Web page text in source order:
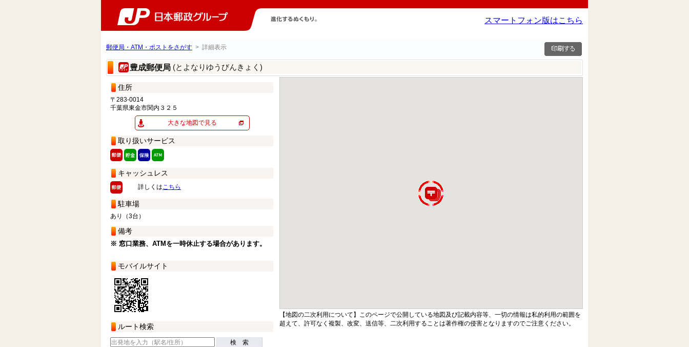
スマートフォン版はこちら
郵便局・ATM・ポストをさがす > 詳細表示
豊成郵便局 (とよなりゆうびんきょく)
住所
〒283-0014
千葉県東金市関内３２５
大きな地図で見る
取り扱いサービス
キャッシュレス
詳しくはこちら
駐車場
あり（3台）
備考
※ 窓口業務、ATMを一時休止する場合があります。
モバイルサイト
ルート検索
検 索
【地図の二次利用について】このページで公開している地図及び記載内容等、一切の情報は私的利用の範囲を
超えて、許可なく複製、改変、送信等、二次利用することは著作権の侵害となりますのでご注意ください。